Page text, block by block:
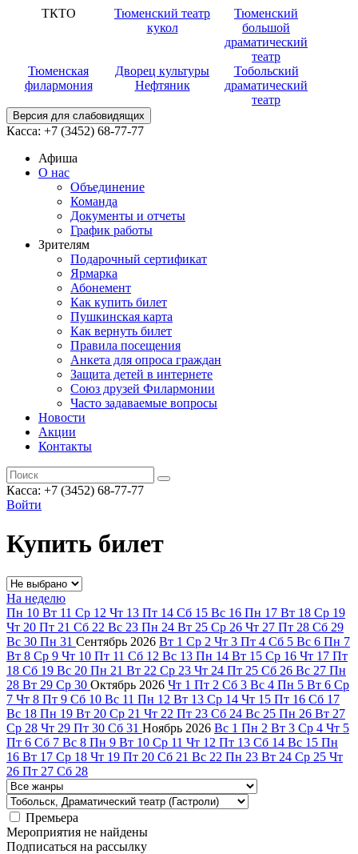
ТКТО
Тюменский театр
кукол
Тюменский
большой
драматический
театр
Тюменская
филармония
Дворец культуры
Нефтяник
Тобольский
драматический
театр
Версия для слабовидящих
Касса: +7 (3452) 68-77-77
Афиша
О нас
Объединение
Команда
Документы и отчеты
График работы
Зрителям
Подарочный сертификат
Ярмарка
Абонемент
Как купить билет
Пушкинская карта
Как вернуть билет
Правила посещения
Анкета для опроса граждан
Защита детей в интернете
Союз друзей Филармонии
Часто задаваемые вопросы
Новости
Акции
Контакты
Касса: +7 (3452) 68-77-77
Войти
Купить билет
На неделю
Пн 10 Вт 11 Ср 12 Чт 13 Пт 14 Сб 15 Вс 16 Пн 17 Вт 18 Ср 19
Чт 20 Пт 21 Сб 22 Вс 23 Пн 24 Вт 25 Ср 26 Чт 27 Пт 28 Сб 29
Вс 30 Пн 31 Сентябрь 2026 Вт 1 Ср 2 Чт 3 Пт 4 Сб 5 Вс 6 Пн 7
Вт 8 Ср 9 Чт 10 Пт 11 Сб 12 Вс 13 Пн 14 Вт 15 Ср 16 Чт 17 Пт
18 Сб 19 Вс 20 Пн 21 Вт 22 Ср 23 Чт 24 Пт 25 Сб 26 Вс 27 Пн
28 Вт 29 Ср 30 Октябрь 2026 Чт 1 Пт 2 Сб 3 Вс 4 Пн 5 Вт 6 Ср
7 Чт 8 Пт 9 Сб 10 Вс 11 Пн 12 Вт 13 Ср 14 Чт 15 Пт 16 Сб 17
Вс 18 Пн 19 Вт 20 Ср 21 Чт 22 Пт 23 Сб 24 Вс 25 Пн 26 Вт 27
Ср 28 Чт 29 Пт 30 Сб 31 Ноябрь 2026 Вс 1 Пн 2 Вт 3 Ср 4 Чт 5
Пт 6 Сб 7 Вс 8 Пн 9 Вт 10 Ср 11 Чт 12 Пт 13 Сб 14 Вс 15 Пн
16 Вт 17 Ср 18 Чт 19 Пт 20 Сб 21 Вс 22 Пн 23 Вт 24 Ср 25 Чт
26 Пт 27 Сб 28
Премьера
Мероприятия не найдены
Подписаться на рассылку